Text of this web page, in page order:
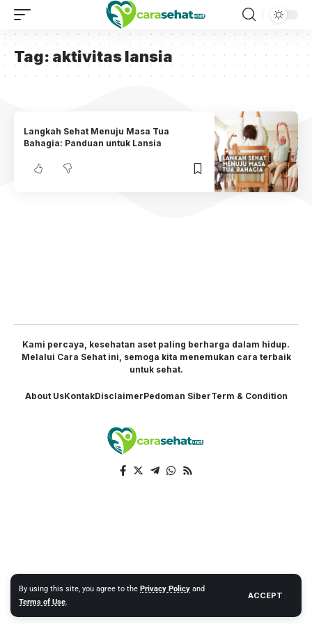
By using this site, you agree to the Privacy Policy and
Terms of Use.
ACCEPT
Tag: aktivitas lansia
Langkah Sehat Menuju Masa Tua
Bahagia: Panduan untuk Lansia
Kami percaya, kesehatan aset paling berharga dalam hidup.
Melalui Cara Sehat ini, semoga kita menemukan cara terbaik
untuk sehat.
About UsKontakDisclaimerPedoman SiberTerm & Condition